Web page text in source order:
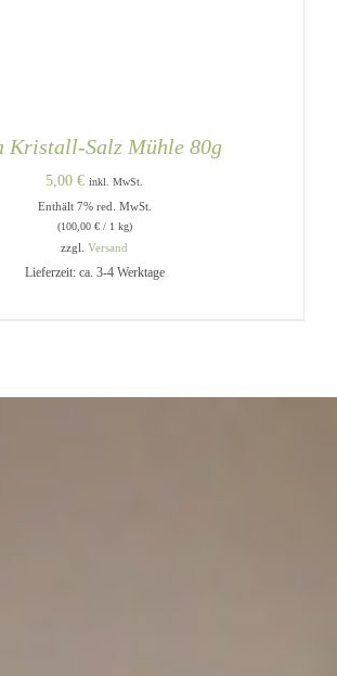
Kristall-Salz Mühle 80g
5,00 € inkl. MwSt.
Enthält 7% red. MwSt.
(100,00 €/ 1 kg)
zzgl. Versand
Lieferzeit: ca. 3-4 Werktage